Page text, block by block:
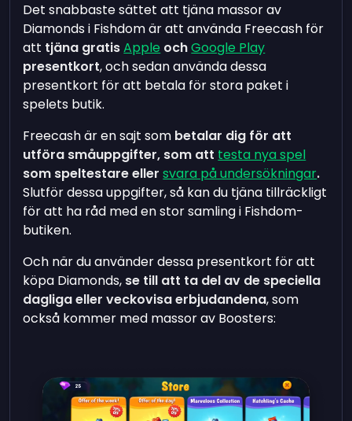
Det snabbaste sättet att tjäna massor av
Diamonds i Fishdom är att använda Freecash för
att tjäna gratisApple ochGoogle Play
presentkort, och sedan använda dessa
presentkort för att betala för stora paket i
spelets butik.
Freecash är en sajt som betalar dig för att
utföra småuppgifter, som att testa nya spel
som speltestare ellersvara på undersökningar.
Slutför dessa uppgifter, så kan du tjäna tillräckligt
för att ha råd med en stor samling i Fishdom-
butiken.
Och när du använder dessa presentkort för att
köpa Diamonds, se till att ta del av de speciella
dagliga eller veckovisa erbjudandena, som
också kommer med massor av Boosters: